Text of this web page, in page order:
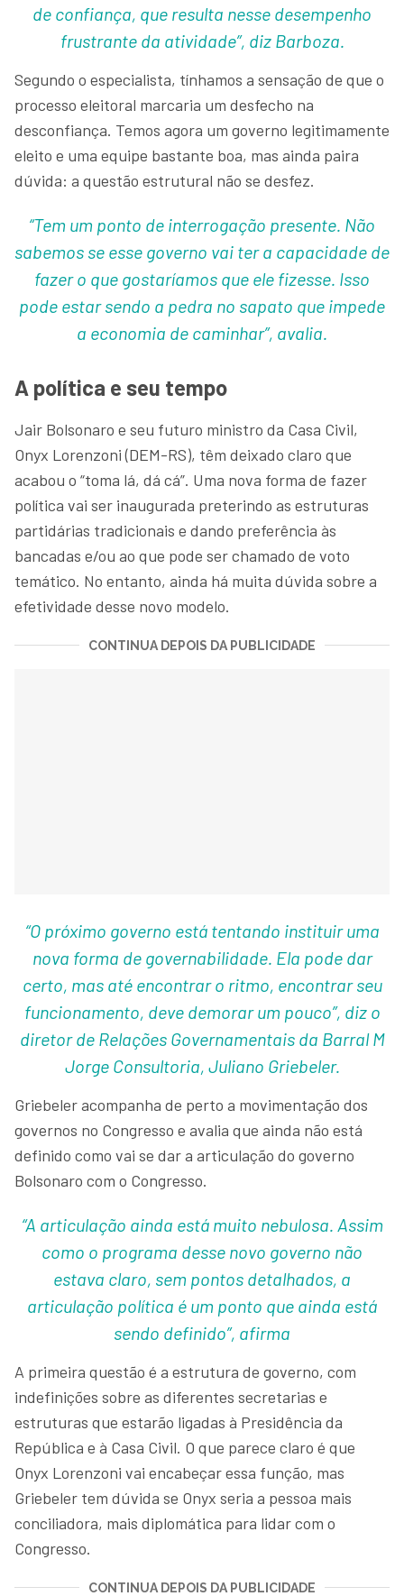
de confiança, que resulta nesse desempenho
frustrante da atividade”, diz Barboza.
Segundo o especialista, tínhamos a sensação de que o
processo eleitoral marcaria um desfecho na
desconfiança. Temos agora um governo legitimamente
eleito e uma equipe bastante boa, mas ainda paira
dúvida: a questão estrutural não se desfez.
“Tem um ponto de interrogação presente. Não
sabemos se esse governo vai ter a capacidade de
fazer o que gostaríamos que ele fizesse. Isso
pode estar sendo a pedra no sapato que impede
a economia de caminhar”, avalia.
A política e seu tempo
Jair Bolsonaro e seu futuro ministro da Casa Civil,
Onyx Lorenzoni (DEM-RS), têm deixado claro que
acabou o “toma lá, dá cá”. Uma nova forma de fazer
política vai ser inaugurada preterindo as estruturas
partidárias tradicionais e dando preferência às
bancadas e/ou ao que pode ser chamado de voto
temático. No entanto, ainda há muita dúvida sobre a
efetividade desse novo modelo.
CONTINUA DEPOIS DA PUBLICIDADE
“O próximo governo está tentando instituir uma
nova forma de governabilidade. Ela pode dar
certo, mas até encontrar o ritmo, encontrar seu
funcionamento, deve demorar um pouco”, diz o
diretor de Relações Governamentais da Barral M
Jorge Consultoria, Juliano Griebeler.
Griebeler acompanha de perto a movimentação dos
governos no Congresso e avalia que ainda não está
definido como vai se dar a articulação do governo
Bolsonaro com o Congresso.
“A articulação ainda está muito nebulosa. Assim
como o programa desse novo governo não
estava claro, sem pontos detalhados, a
articulação política é um ponto que ainda está
sendo definido”, afirma
A primeira questão é a estrutura de governo, com
indefinições sobre as diferentes secretarias e
estruturas que estarão ligadas à Presidência da
República e à Casa Civil. O que parece claro é que
Onyx Lorenzoni vai encabeçar essa função, mas
Griebeler tem dúvida se Onyx seria a pessoa mais
conciliadora, mais diplomática para lidar com o
Congresso.
CONTINUA DEPOIS DA PUBLICIDADE